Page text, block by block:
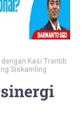
Kasi Trantib
Siskamling